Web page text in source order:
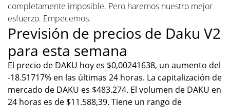
completamente imposible. Pero haremos nuestro mejor
esfuerzo. Empecemos.
Previsión de precios de Daku V2
para esta semana
El precio de DAKU hoy es $0,00241638, un aumento del
-18.51717% en las últimas 24 horas. La capitalización de
mercado de DAKU es $483.274. El volumen de DAKU en
24 horas es de $11.588,39. Tiene un rango de